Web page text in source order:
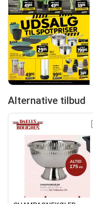
Alternative tilbud